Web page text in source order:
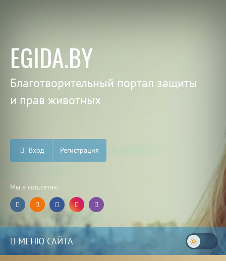
EGIDA.BY
Благотворительный портал защиты
и прав животных
Вход Регистрация
Мы в соц.сетях:
МЕНЮ САЙТА